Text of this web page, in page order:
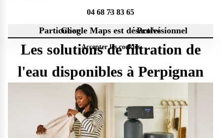
04 68 73 83 65
Google Maps est désactivé
Accepter les cookies
Particulier Professionnel
Les solutions de filtration de
l'eau disponibles à Perpignan